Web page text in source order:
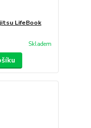
LifeBook
Skladem